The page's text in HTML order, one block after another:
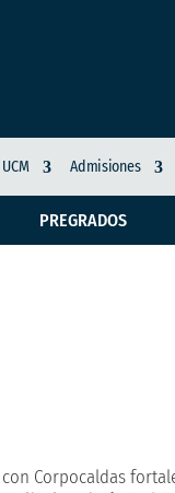
Admisiones
PREGRADOS
Corpocaldas